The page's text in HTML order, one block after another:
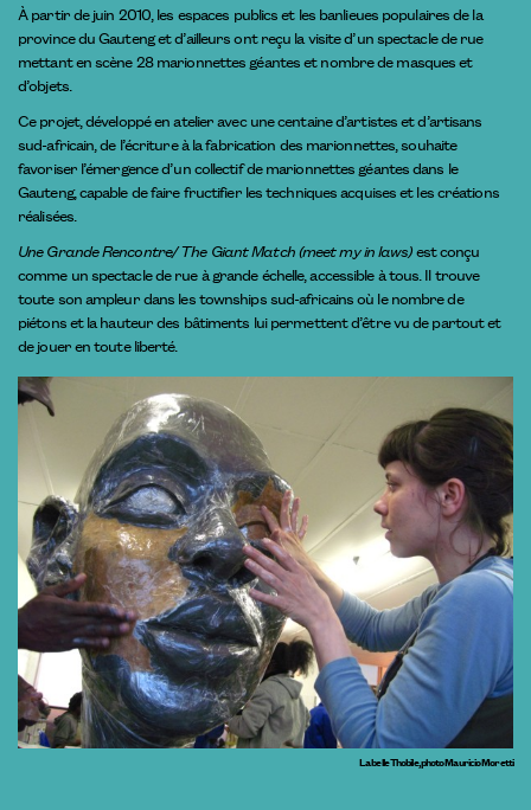
À partir de juin 2010, les espaces publics et les banlieues populaires de la
province du Gauteng et d’ailleurs ont reçu la visite d’un spectacle de rue
mettant en scène 28 marionnettes géantes et nombre de masques et
d’objets.
Ce projet, développé en atelier avec une centaine d’artistes et d’artisans
sud-africain, de l’écriture à la fabrication des marionnettes, souhaite
favoriser l’émergence d’un collectif de marionnettes géantes dans le
Gauteng, capable de faire fructifier les techniques acquises et les créations
réalisées.
Une Grande Rencontre/ The Giant Match (meet my in laws)est conçu
comme un spectacle de rue à grande échelle, accessible à tous. Il trouve
toute son ampleur dans les townships sud-africains où le nombre de
piétons et la hauteur des bâtiments lui permettent d’être vu de partout et
de jouer en toute liberté.
La belle Thobile, photo Mauricio Moretti